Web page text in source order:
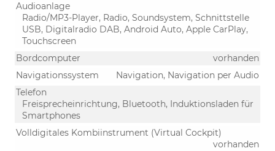
Audioanlage
Radio/MP3-Player, Radio, Soundsystem, Schnittstelle
USB, Digitalradio DAB, Android Auto, Apple CarPlay,
Touchscreen
Bordcomputer
vorhanden
Navigationssystem
Navigation, Navigation per Audio
Telefon
Freisprecheinrichtung, Bluetooth, Induktionsladen für
Smartphones
Volldigitales Kombiinstrument (Virtual Cockpit)
vorhanden